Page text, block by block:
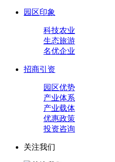
园区印象
科技农业
生态旅游
名优企业
招商引资
园区优势
产业体系
产业载体
优惠政策
投资咨询
关注我们